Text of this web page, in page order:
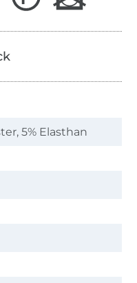
5% Elasthan